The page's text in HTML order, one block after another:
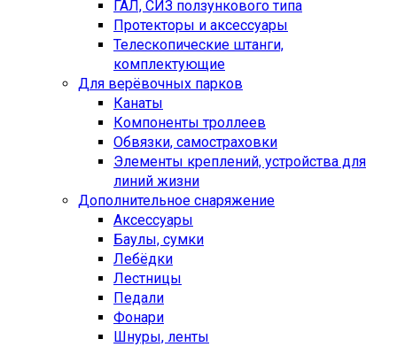
ГАЛ, СИЗ ползункового типа
Протекторы и аксессуары
Телескопические штанги,
комплектующие
Для верёвочных парков
Канаты
Компоненты троллеев
Обвязки, самостраховки
Элементы креплений, устройства для
линий жизни
Дополнительное снаряжение
Аксессуары
Баулы, сумки
Лебёдки
Лестницы
Педали
Фонари
Шнуры, ленты